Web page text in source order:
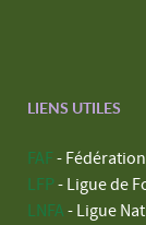
LIENS UTILES
FAF -
LFP - Ligue de
LNFA - Ligue